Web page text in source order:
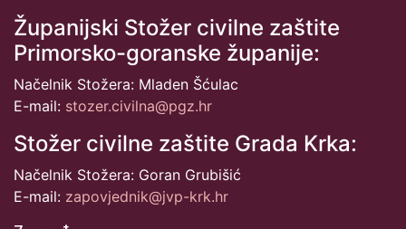
Županijski Stožer civilne zaštite
Primorsko-goranske županije:
Načelnik Stožera: Mladen Šćulac
E-mail: stozer.civilna@pgz.hr
Stožer civilne zaštite Grada Krka:
Načelnik Stožera: Goran Grubišić
E-mail: zapovjednik@jvp-krk.hr